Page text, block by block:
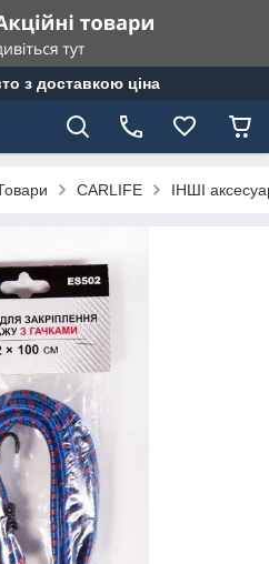
з доставкою ціна
CARLIFE ІНШІ